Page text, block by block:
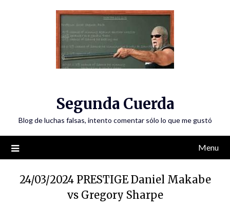
Segunda Cuerda
Blog de luchas falsas, intento comentar sólo lo que me gustó
Menu
24/03/2024 PRESTIGE Daniel Makabe
vs Gregory Sharpe